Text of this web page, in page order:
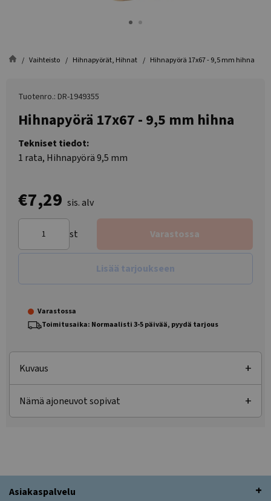
Vaihteisto Hihnapyörät, Hihnat Hihnapyörä 17x67 - 9,5 mm hihna
Tuotenro.: DR-1949355
Hihnapyörä 17x67 - 9,5 mm hihna
Tekniset tiedot:
1 rata, Hihnapyörä 9,5 mm
€7,29 sis. alv
st Varastossa
Lisää tarjoukseen
Varastossa
Toimitusaika: Normaalisti 3-5 päivää, pyydä tarjous
Kuvaus
Nämä ajoneuvot sopivat
Asiakaspalvelu